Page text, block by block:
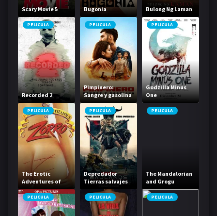
Scary Movie 5 Bugonia Bulong Ng Laman
PELICULA
Recorded 2
PELICULA
Pimpinero:
Sangre y gasolina
PELICULA
Godzilla Minus
One
PELICULA
The Erotic
Adventures of
Zorro
PELICULA
Depredador
Tierras salvajes
PELICULA
The Mandalorian
and Grogu
PELICULA PELICULA PELICULA